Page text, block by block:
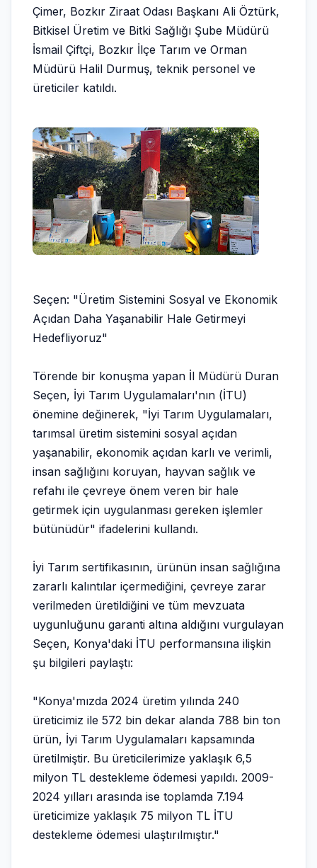
Çimer, Bozkır Ziraat Odası Başkanı Ali Öztürk,
Bitkisel Üretim ve Bitki Sağlığı Şube Müdürü
İsmail Çiftçi, Bozkır İlçe Tarım ve Orman
Müdürü Halil Durmuş, teknik personel ve
üreticiler katıldı.
Seçen: "Üretim Sistemini Sosyal ve Ekonomik
Açıdan Daha Yaşanabilir Hale Getirmeyi
Hedefliyoruz"
Törende bir konuşma yapan İl Müdürü Duran
Seçen, İyi Tarım Uygulamaları'nın (İTU)
önemine değinerek, "İyi Tarım Uygulamaları,
tarımsal üretim sistemini sosyal açıdan
yaşanabilir, ekonomik açıdan karlı ve verimli,
insan sağlığını koruyan, hayvan sağlık ve
refahı ile çevreye önem veren bir hale
getirmek için uygulanması gereken işlemler
bütünüdür" ifadelerini kullandı.
İyi Tarım sertifikasının, ürünün insan sağlığına
zararlı kalıntılar içermediğini, çevreye zarar
verilmeden üretildiğini ve tüm mevzuata
uygunluğunu garanti altına aldığını vurgulayan
Seçen, Konya'daki İTU performansına ilişkin
şu bilgileri paylaştı:
"Konya'mızda 2024 üretim yılında 240
üreticimiz ile 572 bin dekar alanda 788 bin ton
ürün, İyi Tarım Uygulamaları kapsamında
üretilmiştir. Bu üreticilerimize yaklaşık 6,5
milyon TL destekleme ödemesi yapıldı. 2009-
2024 yılları arasında ise toplamda 7.194
üreticimize yaklaşık 75 milyon TL İTU
destekleme ödemesi ulaştırılmıştır."